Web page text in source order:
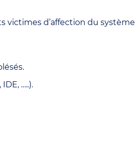
victimes d’affection du système
…..).